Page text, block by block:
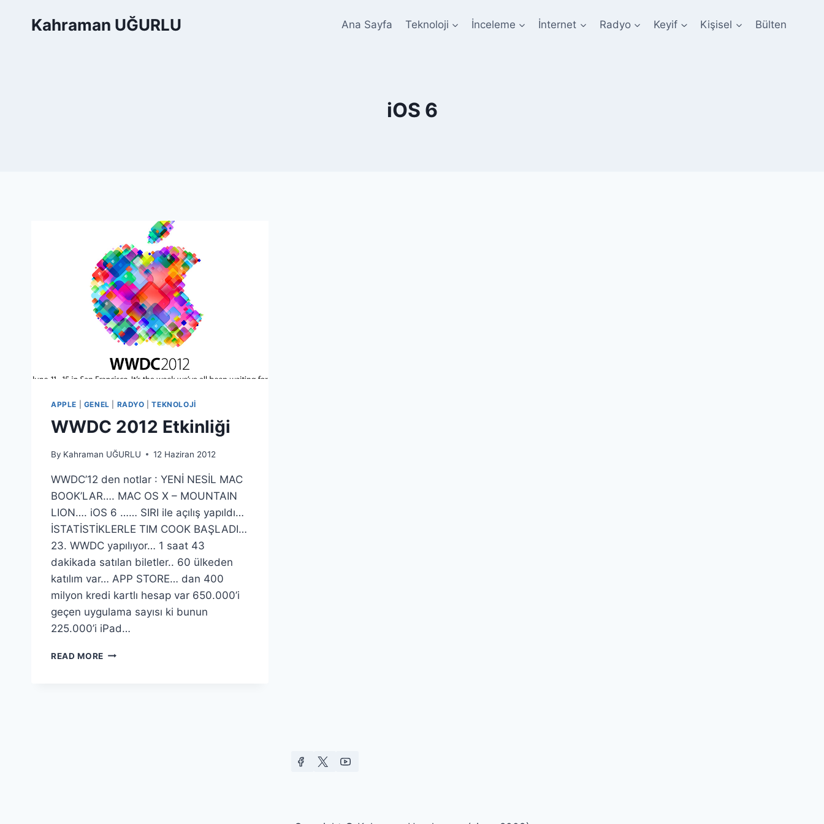
Kahraman UĞURLU Ana Sayfa Teknoloji İnceleme İnternet Radyo Keyif Kişisel Bülten
iOS 6
APPLE GENEL RADYO |TEKNOLOJI
WWDC 2012 Etkinliği
By Kahraman UĞURLU 12 Haziran 2012
WWDC’12 den notlar : YENİ NESİL MAC
BOOK’LAR…. MAC OS X – MOUNTAIN
LION…. iOS 6 …… SIRI ile açılış yapıldı…
İSTATİSTİKLERLE TIM COOK BAŞLADI…
23. WWDC yapılıyor… 1 saat 43
dakikada satılan biletler.. 60 ülkeden
katılım var… APP STORE… dan 400
milyon kredi kartlı hesap var 650.000’i
geçen uygulama sayısı ki bunun
225.000’i iPad…
READ MORE WWDC